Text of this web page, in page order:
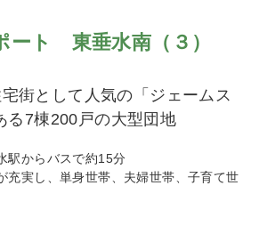
ート 東垂水南（３）
街として人気の「ジェームス
る7棟200戸の大型団地
駅からバスで約15分
充実し、単身世帯、夫婦世帯、子育て世